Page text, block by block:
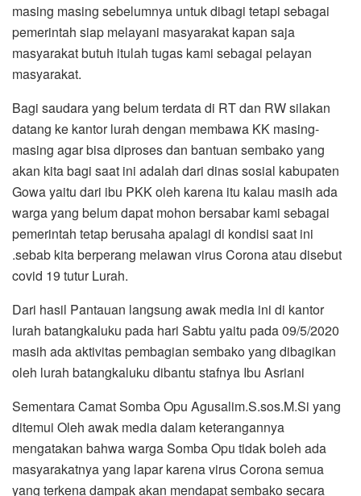
masing masing sebelumnya untuk dibagi tetapi sebagai
pemerintah siap melayani masyarakat kapan saja
masyarakat butuh itulah tugas kami sebagai pelayan
masyarakat.
Bagi saudara yang belum terdata di RT dan RW silakan
datang ke kantor lurah dengan membawa KK masing-
masing agar bisa diproses dan bantuan sembako yang
akan kita bagi saat ini adalah dari dinas sosial kabupaten
Gowa yaitu dari ibu PKK oleh karena itu kalau masih ada
warga yang belum dapat mohon bersabar kami sebagai
pemerintah tetap berusaha apalagi di kondisi saat ini
.sebab kita berperang melawan virus Corona atau disebut
covid 19 tutur Lurah.
Dari hasil Pantauan langsung awak media ini di kantor
lurah batangkaluku pada hari Sabtu yaitu pada 09/5/2020
masih ada aktivitas pembagian sembako yang dibagikan
oleh lurah batangkaluku dibantu stafnya Ibu Asriani
Sementara Camat Somba Opu Agusalim.S.sos.M.Si yang
ditemui Oleh awak media dalam keterangannya
mengatakan bahwa warga Somba Opu tidak boleh ada
masyarakatnya yang lapar karena virus Corona semua
yang terkena dampak akan mendapat sembako secara